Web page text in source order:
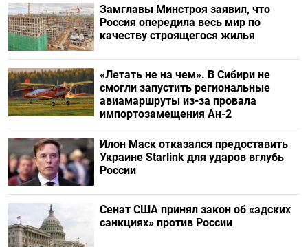
Замглавы Минстроя заявил, что
Россия опередила весь мир по
качеству строящегося жилья
«Летать не на чем». В Сибири не
смогли запустить региональные
авиамаршруты из-за провала
импортозамещения Ан-2
Илон Маск отказался предоставить
Украине Starlink для ударов вглубь
России
Сенат США принял закон об «адских
санкциях» против России